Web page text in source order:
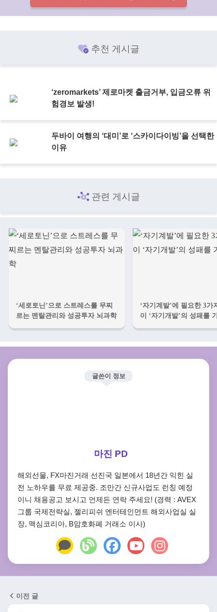
추천 게시글
‘zeromarkets’ 제로마켓 출금거부, 입금오류 위
험경보 발생!
두바이 여행의 ‘대미’로 ‘스카이다이빙’을 선택한
이유
관련 게시글
‘세로토닌’으로 스트레스를 무찌
르는 멘탈관리와 성공투자 뇌과학
‘자기계발’에 필요한 3가
이 ‘자기개발’의 성패를
글쓴이 정보
마진 PD
해외선물, FX마진거래 선진국 일본에서 18년간 익힌 실
전 노하우를 무료 제공중. 조만간 신규사업도 런칭 예정
이니 채용공고 보시고 언제든 연락 주세요! (경력 : AVEX
그룹 국제전략실, 젤리피쉬 엔터테인먼트 해외사업실 실
장, 맥심코리아, B암호화폐 거래소 이사)
이전 글